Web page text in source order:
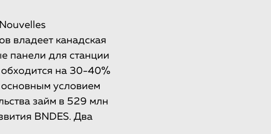
владеет канадская
панели для станции
на 30-40%
условием
займ в 529 млн
BNDES. Два